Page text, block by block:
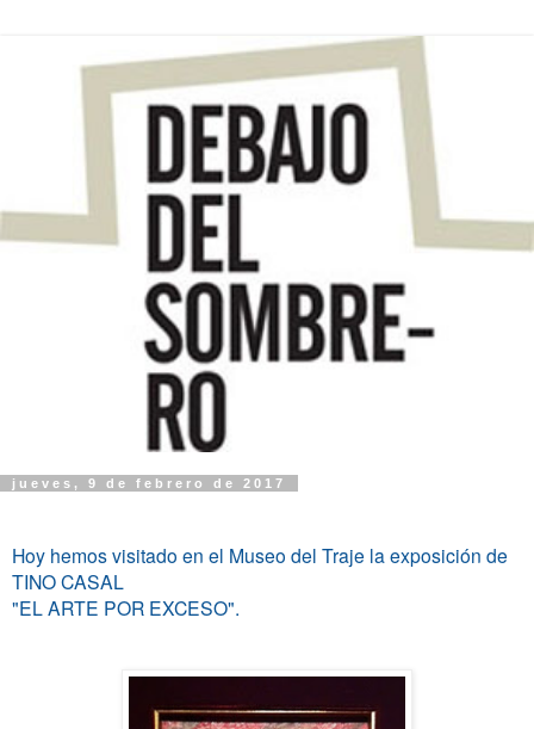
jueves, 9 de febrero de 2017
Hoy hemos visitado en el Museo del Traje la exposición de
TINO CASAL
"EL ARTE POR EXCESO".